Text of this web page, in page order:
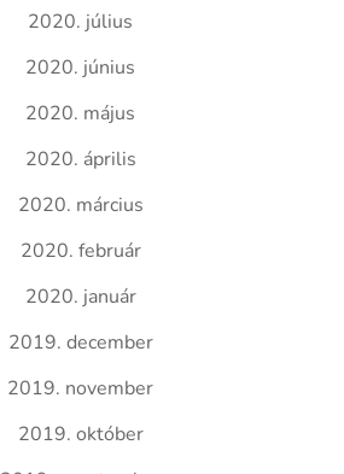
2020. július
2020. június
2020. május
2020. április
2020. március
2020. február
2020. január
2019. december
2019. november
2019. október